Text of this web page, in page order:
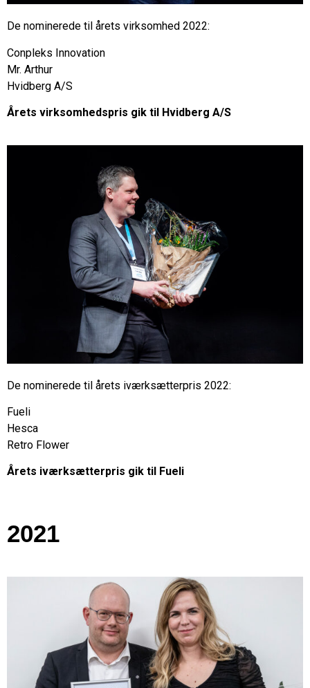
De nominerede til årets virksomhed 2022:
Conpleks Innovation
Mr. Arthur
Hvidberg A/S
Årets virksomhedspris gik til Hvidberg A/S
De nominerede til årets iværksætterpris 2022:
Fueli
Hesca
Retro Flower
Årets iværksætterpris gik til Fueli
2021